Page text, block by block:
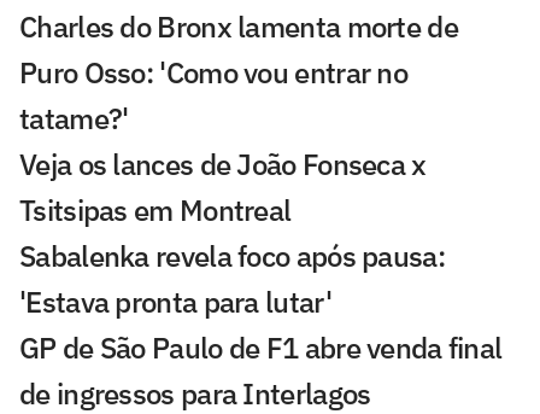
Charles do Bronx lamenta morte de
Puro Osso: 'Como vou entrar no
tatame?'
Veja os lances de João Fonseca x
Tsitsipas em Montreal
Sabalenka revela foco após pausa:
'Estava pronta para lutar'
GP de São Paulo de F1 abre venda final
de ingressos para Interlagos